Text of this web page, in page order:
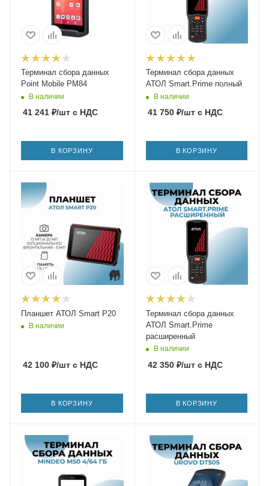
Терминал сбора данных
Point Mobile PM84
В наличии
41 241 ₽/шт с НДС
В КОРЗИНУ
Терминал сбора данных
АТОЛ Smart.Prime полный
В наличии
41 750₽/штс НДС
В КОРЗИНУ
Планшет АТОЛ Smart P20
В наличии
42 100 ₽/шт с НДС
В КОРЗИНУ
Терминал сбора данных
АТОЛ Smart.Prime
расширенный
В наличии
42 350₽/штс НДС
В КОРЗИНУ